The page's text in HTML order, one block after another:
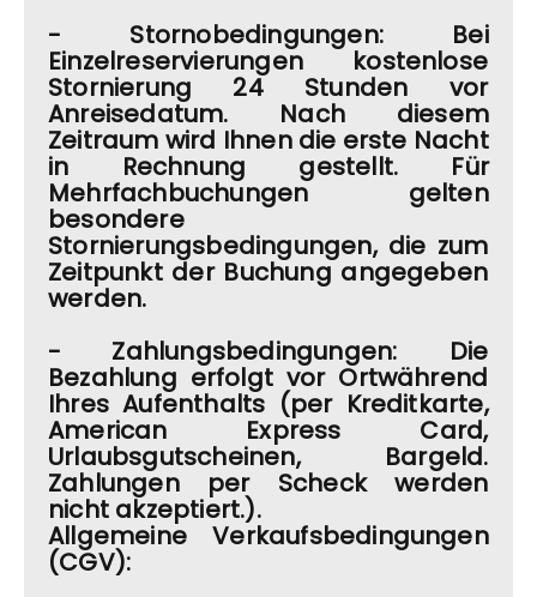
- Stornobedingungen: Bei
Einzelreservierungen kostenlose
Stornierung 24 Stunden vor
Anreisedatum. Nach diesem
Zeitraum wird Ihnen die erste Nacht
in Rechnung gestellt. Für
Mehrfachbuchungen gelten
besondere
Stornierungsbedingungen, die zum
Zeitpunkt der Buchung angegeben
werden.
- Zahlungsbedingungen: Die
Bezahlung erfolgt vor Ortwährend
Ihres Aufenthalts (per Kreditkarte,
American Express Card,
Urlaubsgutscheinen, Bargeld.
Zahlungen per Scheck werden
nicht akzeptiert.).
Allgemeine Verkaufsbedingungen
(CGV):